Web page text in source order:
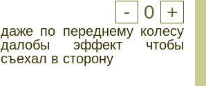
- 0 +
даже по переднему колесу
далобы эффект чтобы
съехал в сторону